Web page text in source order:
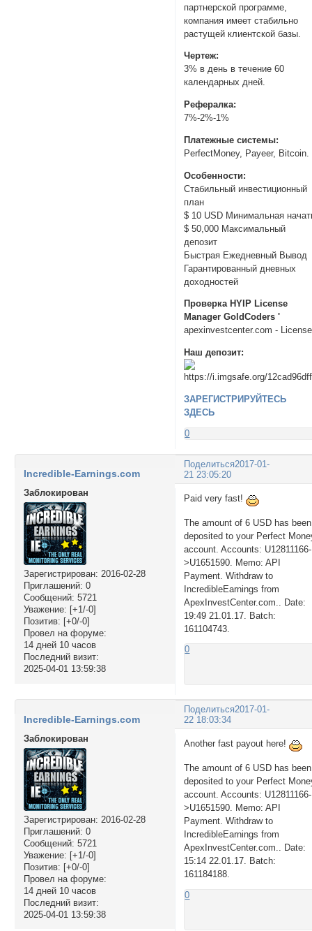
партнерской программе,
компания имеет стабильно
растущей клиентской базы.
Чертеж:
3% в день в течение 60
календарных дней.
Рефералка:
7%-2%-1%
Платежные системы:
PerfectMoney, Payeer, Bitcoin.
Особенности:
Стабильный инвестиционный
план
$ 10 USD Минимальная
$ 50,000 Максимальный
депозит
Быстрая Ежедневный Вывод
Гарантированный дневных
доходностей
Проверка HYIP License
Manager GoldCoders '
apexinvestcenter.com -
Наш депозит:
ЗАРЕГИСТРИРУЙТЕСЬ
ЗДЕСЬ
0
Поделиться2017-01-
21 23:05:20
Incredible-Earnings.com
Заблокирован
Зарегистрирован: 2016-02-28
Приглашений: 0
Сообщений: 5721
Уважение: [+1/-0]
Позитив: [+0/-0]
Провел на форуме:
14 дней 10 часов
Последний визит:
2025-04-01 13:59:38
Paid very fast!
The amount of 6 USD has been
deposited to your Perfect
account. Accounts: U12811166-
>U1651590. Memo: API
Payment. Withdraw to
IncredibleEarnings from
ApexInvestCenter.com.. Date:
19:49 21.01.17. Batch:
161104743.
0
Поделиться2017-01-
22 18:03:34
Incredible-Earnings.com
Заблокирован
Зарегистрирован: 2016-02-28
Приглашений: 0
Сообщений: 5721
Уважение: [+1/-0]
Позитив: [+0/-0]
Провел на форуме:
14 дней 10 часов
Последний визит:
2025-04-01 13:59:38
Another fast payout here!
The amount of 6 USD has been
deposited to your Perfect
account. Accounts: U12811166-
>U1651590. Memo: API
Payment. Withdraw to
IncredibleEarnings from
ApexInvestCenter.com.. Date:
15:14 22.01.17. Batch:
161184188.
0